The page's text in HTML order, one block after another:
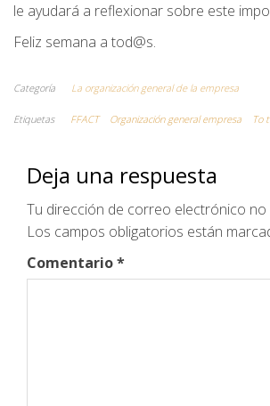
le ayudará a reflexionar sobre este
Feliz semana a tod@s.
Categoría La organización general de la empresa
Etiquetas FFACT Organización general empresa To
Deja una respuesta
Tu dirección de correo electrónico no
Los campos obligatorios están
Comentario*